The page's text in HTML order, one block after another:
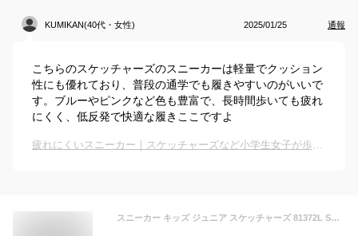
KUMIKAN(40代・女性) 2025/01/25 通報
こちらのスケッチャーズのスニーカーは軽量でクッション
性にも優れており、普段の通学でも履きやすいのがいいで
す。ブルーやピンクなど色も豊富で、長時間歩いても疲れ
にくく、低反発で快適な履きここですよ
疲れにくいスニーカー｜スケッチャーズなど小学生女子が歩きやすくて人気のおすすめは？
スニーカー キッズ ジュニア スケッチャーズ 81372L SKECHERS SNAP SPRINTS スナップスプリンツ ランニング ジョギング 靴 シューズ 軽量 クッション性 低反発 普段履き カジュアル 運動会 体育 通学 女の子 ガールズ